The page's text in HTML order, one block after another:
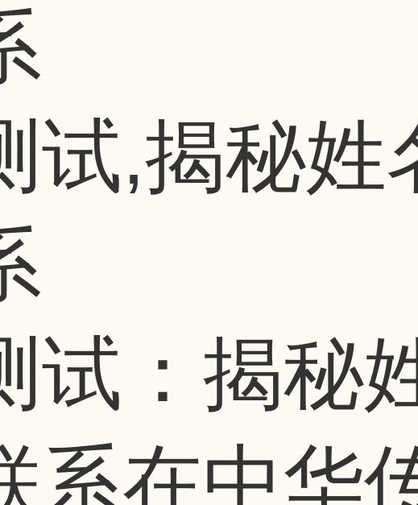
试,揭秘姓
试：揭秘
系在中华